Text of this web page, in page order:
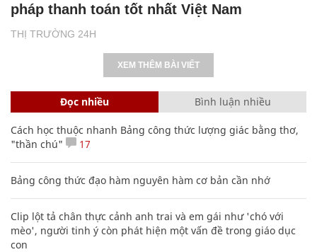
THỊ TRƯỜNG 24H
pháp thanh toán tốt nhất Việt Nam
XEM THÊM BÀI VIẾT
Đọc nhiều Bình luận nhiều
Cách học thuộc nhanh Bảng công thức lượng giác bằng thơ,
"thần chú"
17
Bảng công thức đạo hàm nguyên hàm cơ bản cần nhớ
Clip lột tả chân thực cảnh anh trai và em gái như 'chó với
mèo', người tinh ý còn phát hiện một vấn đề trong giáo dục
con